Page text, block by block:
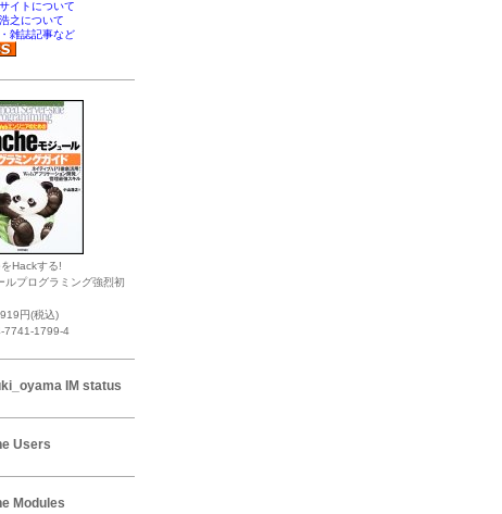
イトについて
之について
雑誌記事など
Hackする!
ルプログラミング強烈初
円(税込)
7741-1799-4
IM status
Users
Modules